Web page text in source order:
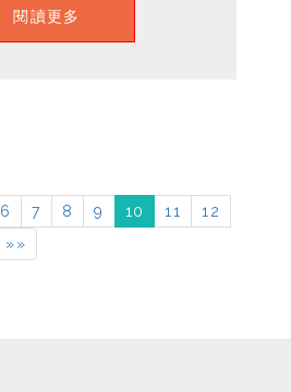
閱讀更多
6 7 8 9 10 11
12
»»